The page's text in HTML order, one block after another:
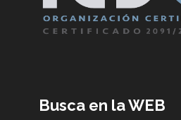
Busca en la WEB